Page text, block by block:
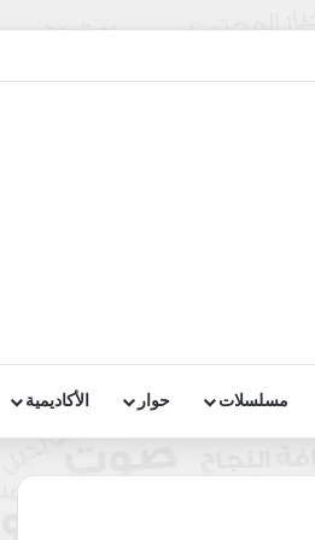
مسلسلات حوار الأكاديمية